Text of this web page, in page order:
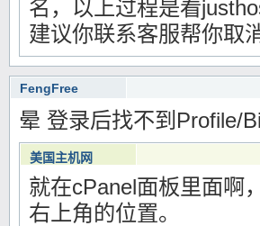
名，以上过程是看
建议你联系客服帮你取
FengFree
2012年04月29日15时26分
Warning: Use of undefined constant 编辑 -
/www/wwwroot/meiguozhuji.com/wp-content/
晕 登录后找不到Profile/
美国主机网
2012年04月29日21时53分
Warning : Use of undefined constant 编辑 -
/www/wwwroot/meiguozhuji.com/wp-content/
就在cPanel面板里面啊
右上角的位置。